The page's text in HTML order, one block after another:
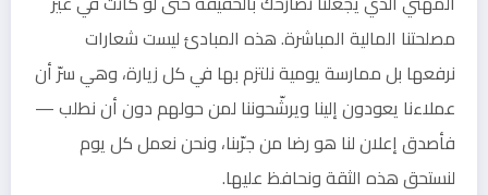
مصلحتنا المالية المباشرة. هذه المبادئ ليست شعارات
نرفعها بل ممارسة يومية نلتزم بها في كل زيارة، وهي سرّ أن
عملاءنا يعودون إلينا ويرشّحوننا لمن حولهم دون أن نطلب —
فأصدق إعلان لنا هو رضا من جرّبنا، ونحن نعمل كل يوم
لنستحق هذه الثقة ونحافظ عليها.